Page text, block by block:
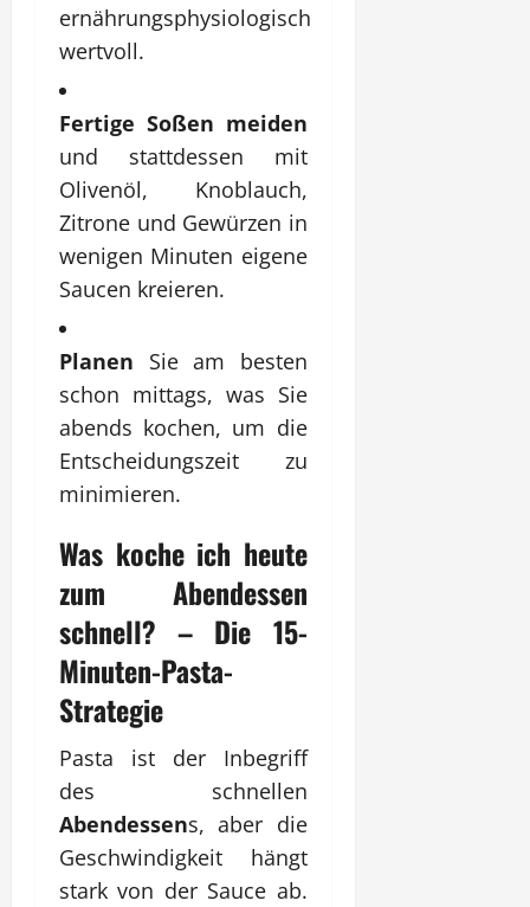
ernährungsphysiologisch
wertvoll.
Fertige Soßen meiden
und stattdessen mit
Olivenöl, Knoblauch,
Zitrone und Gewürzen in
wenigen Minuten eigene
Saucen kreieren.
Planen Sie am besten
schon mittags, was Sie
abends kochen, um die
Entscheidungszeit zu
minimieren.
Was koche ich heute
zum Abendessen
schnell? – Die 15-
Minuten-Pasta-
Strategie
Pasta ist der Inbegriff
des schnellen
Abendessens, aber die
Geschwindigkeit hängt
stark von der Sauce ab.